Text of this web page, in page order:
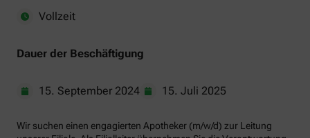
Vollzeit
Dauer der Beschäftigung
15. September 2024 15. Juli 2025
Wir suchen einen engagierten Apotheker (m/w/d) zur Leitung